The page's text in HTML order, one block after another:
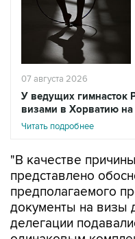
07 августа 2026
У ведущих гимнасток
визами в Хорватию
Читать подробнее
"В качестве
представлено
предполагаемого
документы на визы
делегации